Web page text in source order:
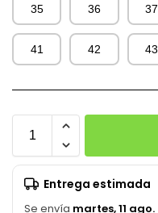
35 36 37
41 42 43
Entrega estimada
Se envía martes, 11 ago.